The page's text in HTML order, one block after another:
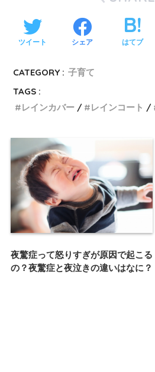
ツイート シェア はてブ
CATEGORY : 子育て
TAGS :
レインカバー
レインコート
夜驚症って怒りすぎが原因で起こる
の？夜驚症と夜泣きの違いはなに？